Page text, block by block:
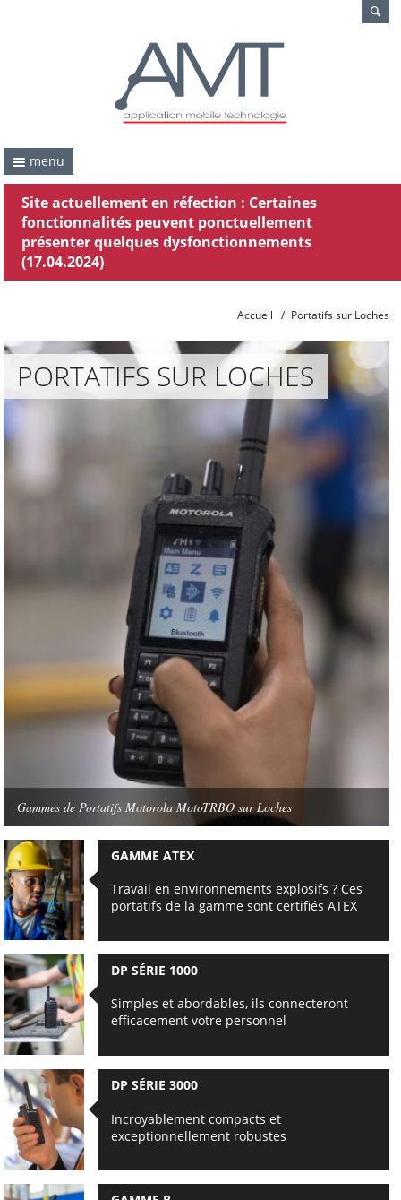
menu
Site actuellement en réfection : Certaines
fonctionnalités peuvent ponctuellement
présenter quelques dysfonctionnements
(17.04.2024)
Accueil / Portatifs sur Loches
PORTATIFS SUR LOCHES
Gammes de Portatifs Motorola MotoTRBO sur Loches
GAMME ATEX
Travail en environnements explosifs ? Ces
portatifs de la gamme sont certifiés ATEX
DP SÉRIE 1000
Simples et abordables, ils connecteront
efficacement votre personnel
DP SÉRIE 3000
Incroyablement compacts et
exceptionnellement robustes